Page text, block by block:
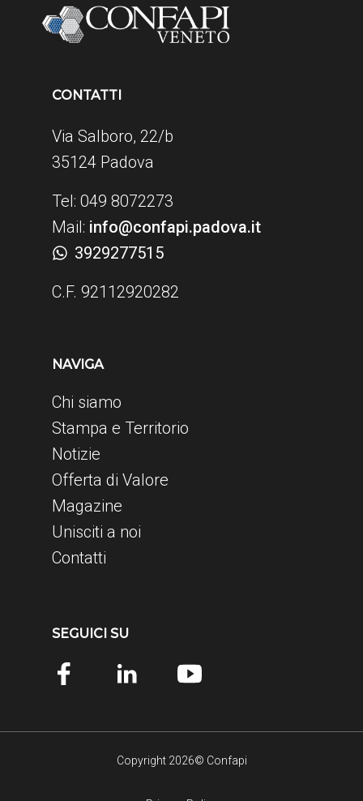
CONTATTI
Via Salboro, 22/b
35124 Padova
Tel: 049 8072273
Mail: info@confapi.padova.it
3929277515
C.F. 92112920282
NAVIGA
Chi siamo
Stampa e Territorio
Notizie
Offerta di Valore
Magazine
Unisciti a noi
Contatti
SEGUICI SU
Copyright 2026© Confapi